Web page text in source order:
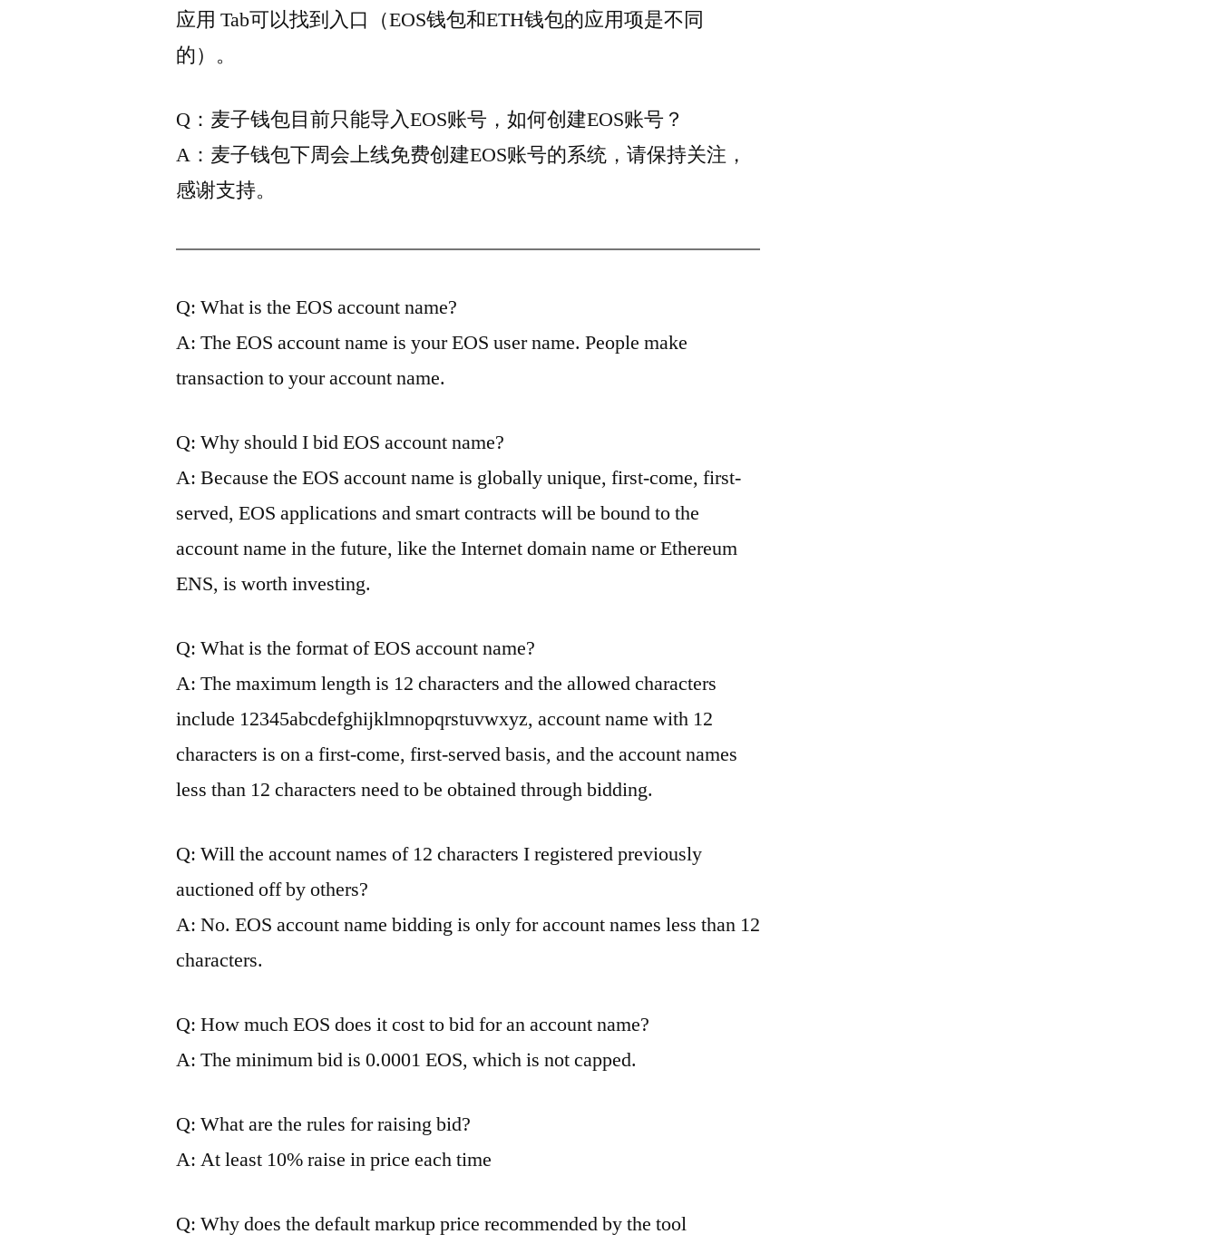
应用 Tab可以找到入口（EOS钱包和ETH钱包的应用项是不同
的）。
Q：麦子钱包目前只能导入EOS账号，如何创建EOS账号？
A：麦子钱包下周会上线免费创建EOS账号的系统，请保持关注，
感谢支持。
Q: What is the EOS account name?
A: The EOS account name is your EOS user name. People make
transaction to your account name.
Q: Why should I bid EOS account name?
A: Because the EOS account name is globally unique, first-come, first-
served, EOS applications and smart contracts will be bound to the
account name in the future, like the Internet domain name or Ethereum
ENS, is worth investing.
Q: What is the format of EOS account name?
A: The maximum length is 12 characters and the allowed characters
include 12345abcdefghijklmnopqrstuvwxyz, account name with 12
characters is on a first-come, first-served basis, and the account names
less than 12 characters need to be obtained through bidding.
Q: Will the account names of 12 characters I registered previously
auctioned off by others?
A: No. EOS account name bidding is only for account names less than 12
characters.
Q: How much EOS does it cost to bid for an account name?
A: The minimum bid is 0.0001 EOS, which is not capped.
Q: What are the rules for raising bid?
A: At least 10% raise in price each time
Q: Why does the default markup price recommended by the tool